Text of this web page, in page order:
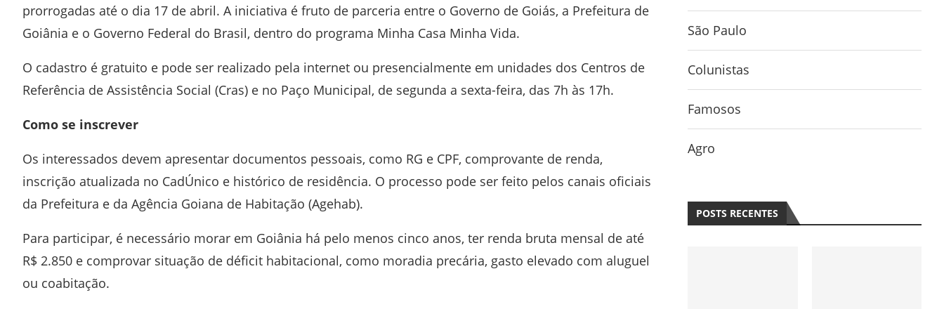
prorrogadas até o dia 17 de abril. A iniciativa é fruto de parceria entre o Governo de Goiás, a Prefeitura de
Goiânia e o Governo Federal do Brasil, dentro do programa Minha Casa Minha Vida.
O cadastro é gratuito e pode ser realizado pela internet ou presencialmente em unidades dos Centros de
Referência de Assistência Social (Cras) e no Paço Municipal, de segunda a sexta-feira, das 7h às 17h.
Como se inscrever
Os interessados devem apresentar documentos pessoais, como RG e CPF, comprovante de renda,
inscrição atualizada no CadÚnico e histórico de residência. O processo pode ser feito pelos canais oficiais
da Prefeitura e da Agência Goiana de Habitação (Agehab).
Para participar, é necessário morar em Goiânia há pelo menos cinco anos, ter renda bruta mensal de até
R$ 2.850 e comprovar situação de déficit habitacional, como moradia precária, gasto elevado com aluguel
ou coabitação.
São Paulo
Colunistas
Famosos
Agro
POSTS RECENTES